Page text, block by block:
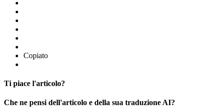
Copiato
Ti piace l'articolo?
Che ne pensi dell'articolo e della sua traduzione AI?